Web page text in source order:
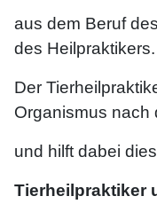
aus dem Beruf
des Heilpraktikers.
Der
Organismus nach
und hilft dabei
Tierheilpraktiker